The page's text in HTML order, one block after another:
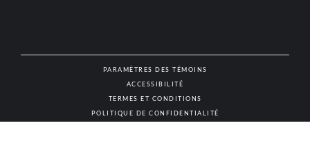
PARAMÈTRES DES TÉMOINS
ACCESSIBILITÉ
TERMES ET CONDITIONS
POLITIQUE DE CONFIDENTIALITÉ